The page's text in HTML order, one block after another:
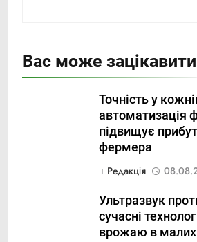
Вас може зацікавити
Точність у
автоматизація
підвищує
фермера
Редакція
Ультразвук
сучасні
врожаю в малих